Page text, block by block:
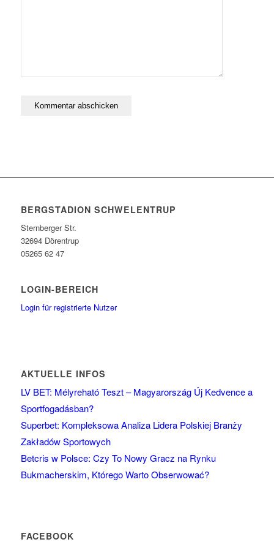
BERGSTADION SCHWELENTRUP
Sternberger Str.
32694 Dörentrup
05265 62 47
LOGIN-BEREICH
Login für registrierte Nutzer
AKTUELLE INFOS
LV BET: Mélyreható Teszt – Magyarország Új Kedvence a
Sportfogadásban?
Superbet: Kompleksowa Analiza Lidera Polskiej Branży
Zakładów Sportowych
Betcris w Polsce: Czy To Nowy Gracz na Rynku
Bukmacherskim, Którego Warto Obserwować?
FACEBOOK